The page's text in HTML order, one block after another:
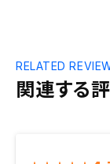
関連する
RELATED